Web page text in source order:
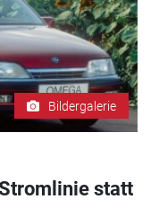
Bildergalerie
statt